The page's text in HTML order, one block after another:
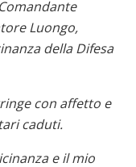
Luongo,
della Difesa
con affetto e
caduti.
e il mio